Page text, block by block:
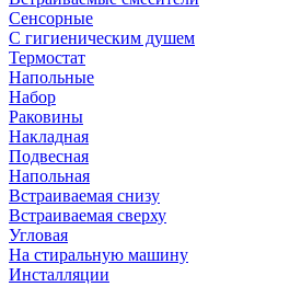
Сенсорные
С гигиеническим душем
Термостат
Напольные
Набор
Раковины
Накладная
Подвесная
Напольная
Встраиваемая снизу
Встраиваемая сверху
Угловая
На стиральную машину
Инсталляции